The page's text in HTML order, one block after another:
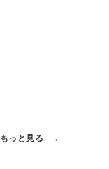
もっと見る